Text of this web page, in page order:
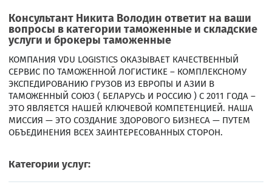
Консультант Никита Володин ответит на ваши
вопросы в категории таможенные и складские
услуги и брокеры таможенные
КОМПАНИЯ VDU LOGISTICS ОКАЗЫВАЕТ КАЧЕСТВЕННЫЙ
СЕРВИС ПО ТАМОЖЕННОЙ ЛОГИСТИКЕ – КОМПЛЕКСНОМУ
ЭКСПЕДИРОВАНИЮ ГРУЗОВ ИЗ ЕВРОПЫ И АЗИИ В
ТАМОЖЕННЫЙ СОЮЗ ( БЕЛАРУСЬ И РОССИЮ ) С 2011 ГОДА –
ЭТО ЯВЛЯЕТСЯ НАШЕЙ КЛЮЧЕВОЙ КОМПЕТЕНЦИЕЙ. НАША
МИССИЯ — ЭТО СОЗДАНИЕ ЗДОРОВОГО БИЗНЕСА — ПУТЕМ
ОБЪЕДИНЕНИЯ ВСЕХ ЗАИНТЕРЕСОВАННЫХ СТОРОН.
Категории услуг: